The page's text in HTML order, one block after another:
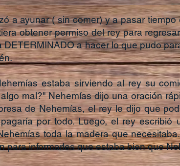
a ayunar ( sin comer) y a pasar
obtener permiso del rey para
DETERMINADO a hacer lo que pudo
estaba sirviendo al rey su
mal?" Nehemías dijo una oración
de Nehemías, el rey le dijo que
por todo. Luego, el rey
toda la madera que
para informarles que estaba bien que